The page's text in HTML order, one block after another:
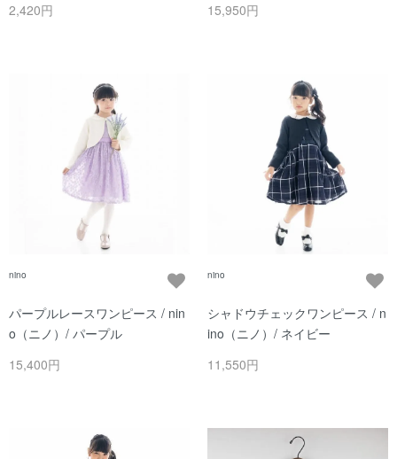
2,420円
15,950円
nino
パープルレースワンピース / nin
o（ニノ）/ パープル
15,400円
nino
シャドウチェックワンピース / n
ino（ニノ）/ ネイビー
11,550円